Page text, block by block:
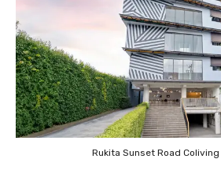
Rukita Sunset Road Coliving